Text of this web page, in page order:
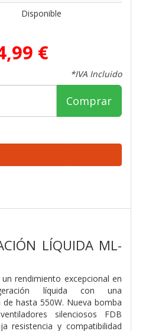
Disponible
€
*IVA Incluido
Comprar
LÍQUIDA ML-
rendimiento excepcional en
líquida con una
hasta 550W. Nueva bomba
silenciosos FDB
resistencia y compatibilidad